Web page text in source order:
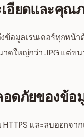
อียดและคุณ
ข้อมูลเรนเดอร์ทุกหน้
าดใหญ่กว่า JPG แต่
ดภัยของข้อ
และลบออกจา